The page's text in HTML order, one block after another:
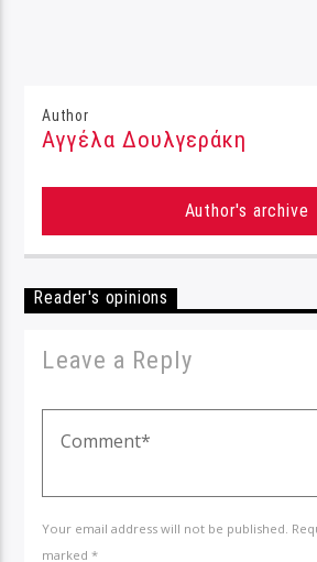
Author
Αγγέλα Δουλγεράκη
Author's archive
Reader's opinions
Leave a Reply
Your email address will not be published.
marked *